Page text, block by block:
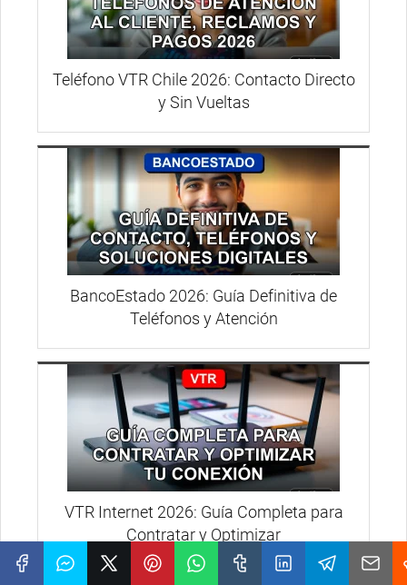
Teléfono VTR Chile 2026: Contacto Directo
y Sin Vueltas
BancoEstado 2026: Guía Definitiva de
Teléfonos y Atención
VTR Internet 2026: Guía Completa para
Contratar y Optimizar